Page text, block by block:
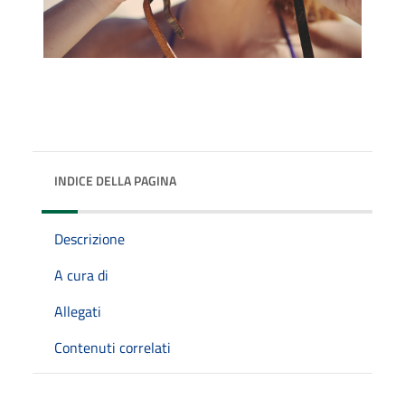
INDICE DELLA PAGINA
Descrizione
A cura di
Allegati
Contenuti correlati